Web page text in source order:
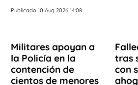
Publicado 10 Aug 2026 14:08
Militares apoyan a
la Policía en la
contención de
cientos de menores
tras
con